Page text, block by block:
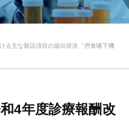
る主な新設項目の届出状況「摂食嚥下機
4年度診療報酬改